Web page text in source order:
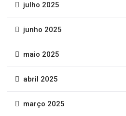
julho 2025
junho 2025
maio 2025
abril 2025
março 2025